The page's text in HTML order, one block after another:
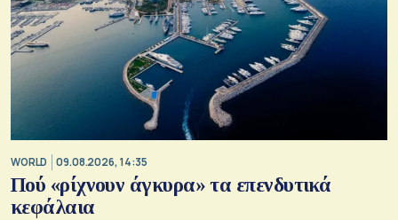
WORLD 09.08.2026, 14:35
Πού «ρίχνουν άγκυρα» τα επενδυτικά
κεφάλαια